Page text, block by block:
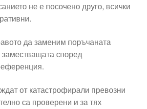
не е посочено друго, всички
да заменим поръчаната
според
от катастрофирали превозни
са проверени и за тях